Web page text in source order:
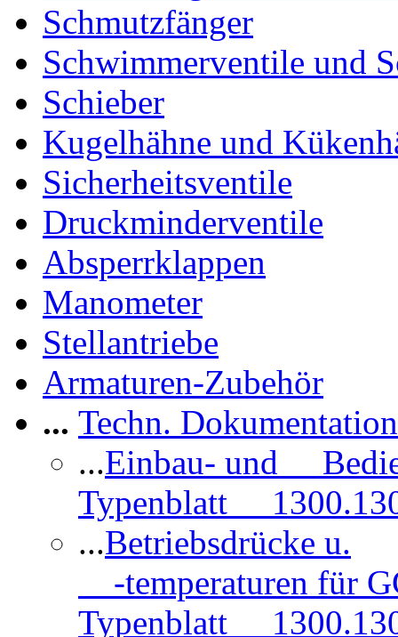
Schmutzfänger
Schwimmerventile und
Schieber
Kugelhähne und
Sicherheitsventile
Druckminderventile
Absperrklappen
Manometer
Stellantriebe
Armaturen-Zubehör
... Techn.
...Einbau- und
Typenblatt
...Betriebsdrücke u.
-temperaturen für
Typenblatt